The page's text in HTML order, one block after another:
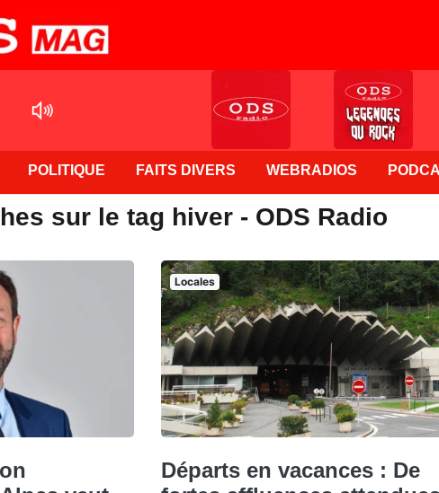
POLITIQUE FAITS DIVERS WEBRADIOS
sur le tag hiver - ODS Radio
Locales
Départs en vacances : De